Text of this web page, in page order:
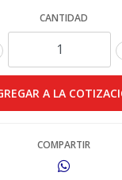
CANTIDAD
COMPARTIR